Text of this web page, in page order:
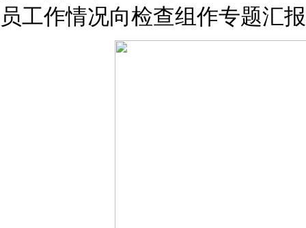
员工作情况向检查组作专题汇